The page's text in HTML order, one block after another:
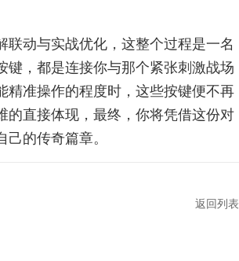
动与实战优化，这整个过程是一名
键，都是连接你与那个紧张刺激战场
精准操作的程度时，这些按键便不再
的直接体现，最终，你将凭借这份对
的传奇篇章。
返回列表